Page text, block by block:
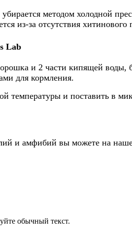
методом холодной
из-за отсутствия хитинового
Lab
и 2 части кипящей
для кормления.
температуры и поставить в
и амфибий вы можете на
обычный текст.